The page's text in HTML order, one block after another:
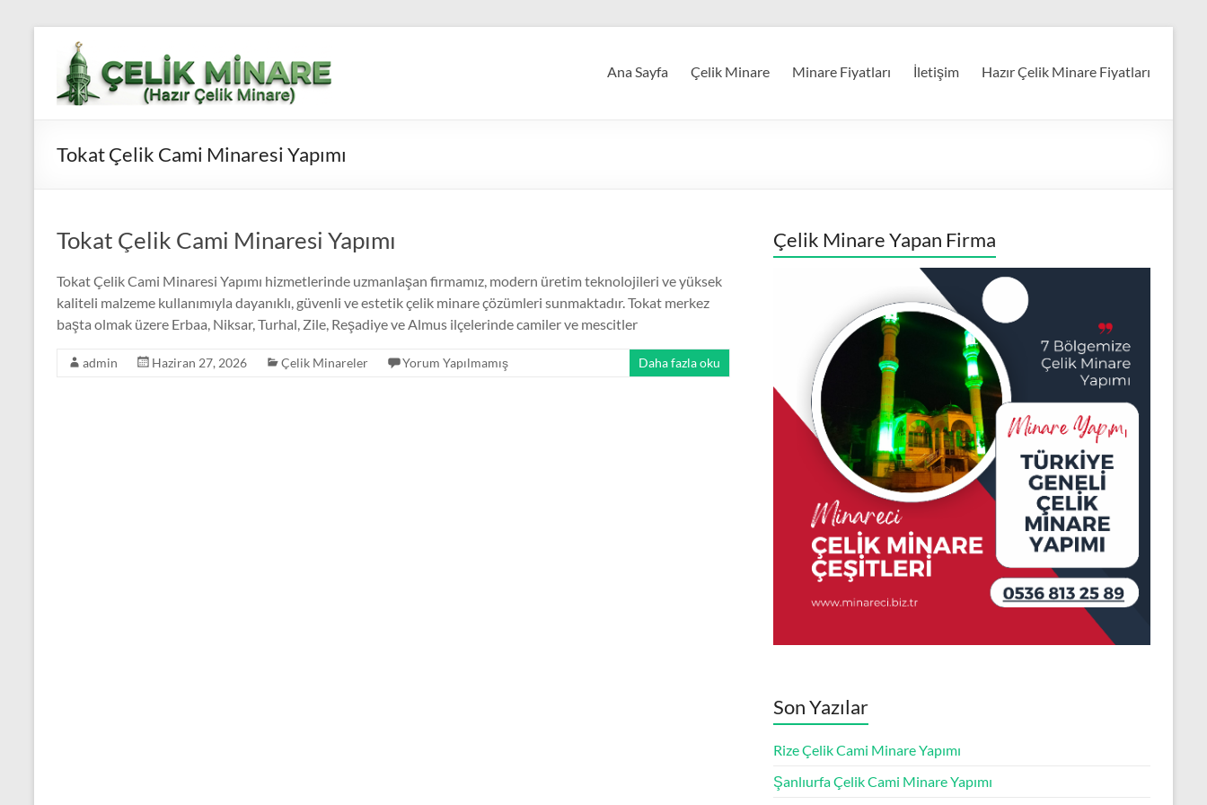
contentÇelik
Minare,
Minare
Çelik
Minare
Firması
Çelik
Minare,
Ana Sayfa Çelik Minare Minare Fiyatları İletişim Hazır Çelik Minare Fiyatları
Tokat Çelik Cami Minaresi Yapımı
Tokat Çelik Cami Minaresi Yapımı
Tokat Çelik Cami Minaresi Yapımı hizmetlerinde uzmanlaşan firmamız, modern üretim teknolojileri ve yüksek
kaliteli malzeme kullanımıyla dayanıklı, güvenli ve estetik çelik minare çözümleri sunmaktadır. Tokat merkez
başta olmak üzere Erbaa, Niksar, Turhal, Zile, Reşadiye ve Almus ilçelerinde camiler ve mescitler
admin Haziran 27, 2026 Çelik Minareler Yorum Yapılmamış Daha fazla oku
Çelik Minare Yapan Firma
Son Yazılar
Rize Çelik Cami Minare Yapımı
Şanlıurfa Çelik Cami Minare Yapımı